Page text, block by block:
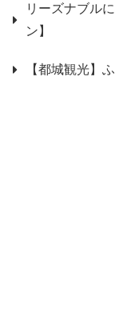
リーズナブル
ン】
【都城観光】